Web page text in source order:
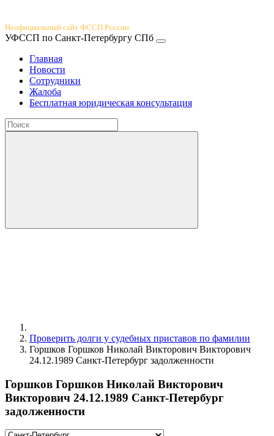
Неофициальный сайт ФССП России
УФССП по Санкт-Петербургу СПб
Главная
Новости
Сотрудники
Жалоба
Бесплатная юридическая консультация
Проверить долги у судебных приставов по фамилии
Горшков Горшков Николай Викторович Викторович
24.12.1989 Санкт-Петербург задолженности
Горшков Горшков Николай Викторович
Викторович 24.12.1989 Санкт-Петербург
задолженности